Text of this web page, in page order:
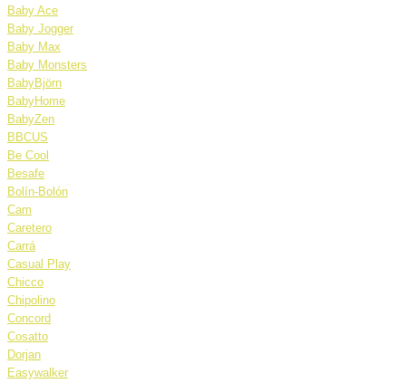
Baby Ace
Baby Jogger
Baby Max
Baby Monsters
BabyBjörn
BabyHome
BabyZen
BBCUS
Be Cool
Besafe
Bolín-Bolón
Cam
Caretero
Carrá
Casual Play
Chicco
Chipolino
Concord
Cosatto
Dorjan
Easywalker